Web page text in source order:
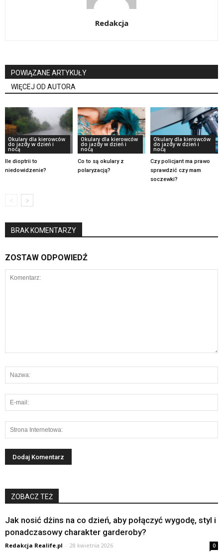
Redakcja
POWIĄZANE ARTYKUŁY
WIĘCEJ OD AUTORA
Okulary dla kierowców
do jazdy w dzień i
nocą
Ile dioptrii to
niedowidzenie?
Okulary dla kierowców
do jazdy w dzień i
nocą
Co to są okulary z
polaryzacją?
Okulary dla kierowców
do jazdy w dzień i
nocą
Czy policjant ma prawo
sprawdzić czy mam
soczewki?
BRAK KOMENTARZY
ZOSTAW ODPOWIEDŹ
ZOBACZ TEŻ
Jak nosić dżins na co dzień, aby połączyć wygodę, styl i
ponadczasowy charakter garderoby?
Redakcja Realife.pl - 28 kwietnia 2026 0